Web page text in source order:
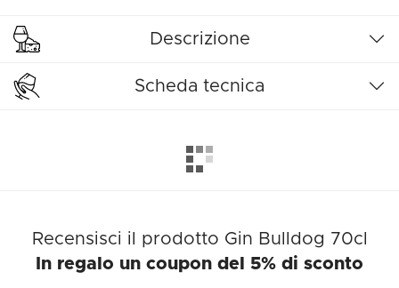
Descrizione
Scheda tecnica
Recensisci il prodotto Gin Bulldog 70cl
In regalo un coupon del 5% di sconto